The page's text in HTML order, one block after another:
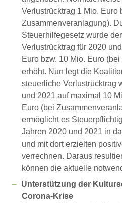
Verlustrücktrag 1 Mio. Euro
Zusammenveranlagung).
Steuerhilfegesetz wurde
Verlustrücktrag für 2020
Euro bzw. 10 Mio. Euro
erhöht. Nun legt die
steuerliche Verlustrücktrag
und 2021 auf maximal 10
Euro (bei
ermöglicht es
Jahren 2020 und 2021 in
und mit dort erzielten
verrechnen. Daraus
können die aktuelle
Unterstützung der
Corona-Krise